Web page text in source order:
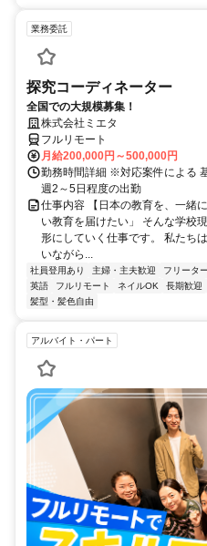
業務委託
探究コーディネーター
全国での大規模募集！
株式会社ミエタ
フルリモート
月給200,000円～500,000円
勤務時間詳細 ※対応案件による
週2～5日程度の出勤
仕事内容 【日本の教育を、一緒
い教育を届けたい」 そんな学校
形にしていく仕事です。 私たち
いながら...
社員登用あり 主婦・主夫歓迎 フリータ
英語
フルリモート ネイルOK 長期歓迎
髪型・髪色自由
アルバイト・パート